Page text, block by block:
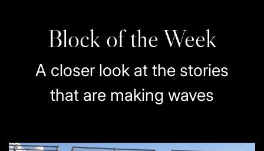
Block of the Week
A closer look at the stories
that are making waves